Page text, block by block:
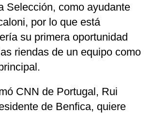
Selección, como ayudante
por lo que está
su primera oportunidad
riendas de un equipo como
CNN de Portugal, Rui
de Benfica, quiere